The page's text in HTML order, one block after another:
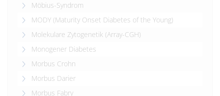
Möbius-Syndrom
MODY (Maturity Onset Diabetes of the Young)
Molekulare Zytogenetik (Array-CGH)
Monogener Diabetes
Morbus Crohn
Morbus Darier
Morbus Fabry